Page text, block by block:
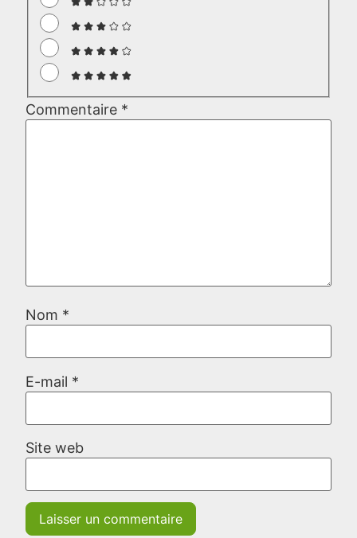
Commentaire *
Nom *
E-mail *
Site web